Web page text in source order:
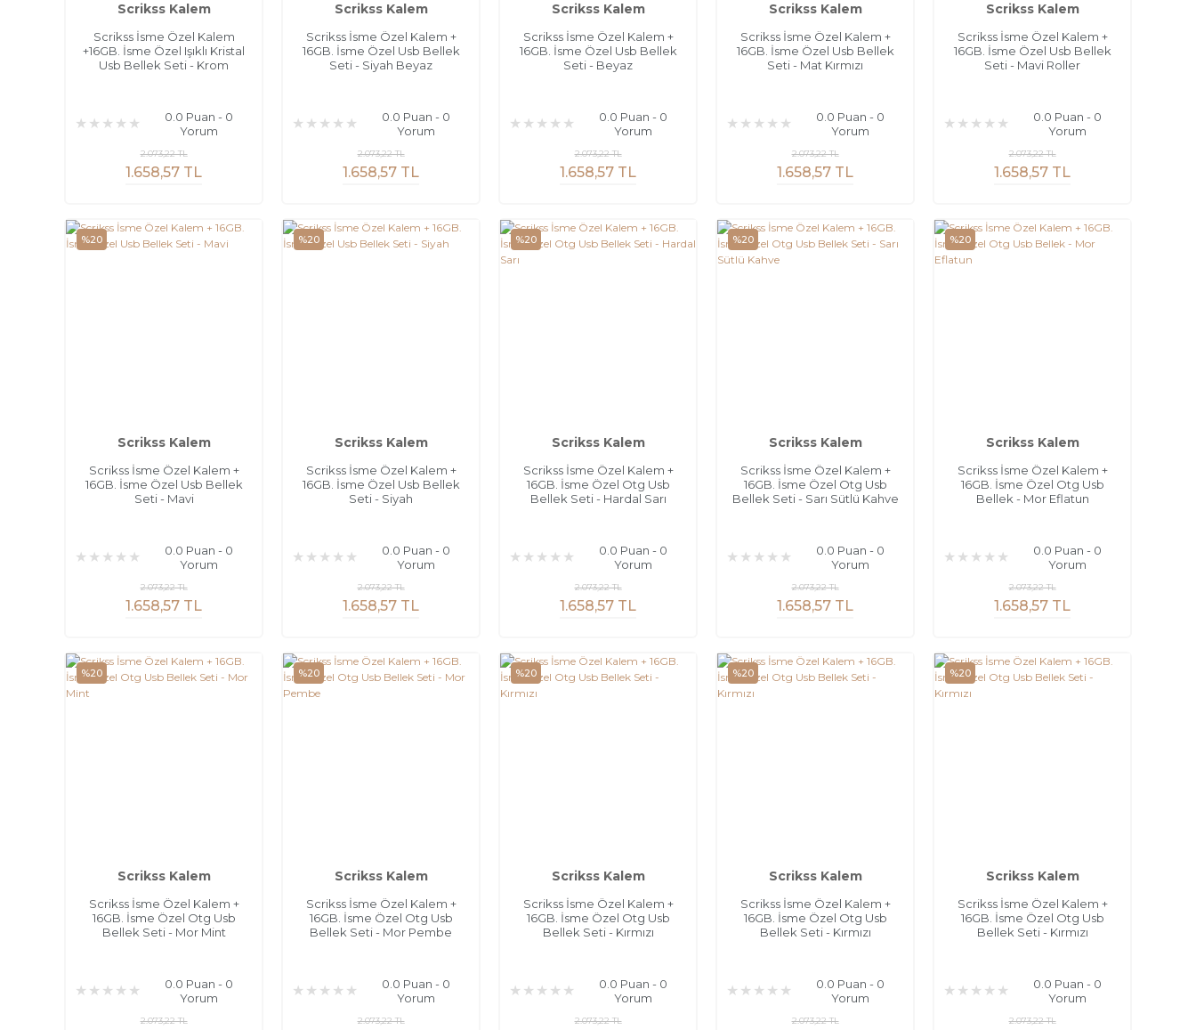
Scrikss Kalem
Scrikss İsme Özel Kalem
+16GB. İsme Özel Işıklı Kristal
Usb Bellek Seti - Krom
0.0 Puan - 0
Yorum
1.658,57 TL
2.073,22 TL
Scrikss Kalem
Scrikss İsme Özel Kalem +
16GB. İsme Özel Usb Bellek
Seti - Siyah Beyaz
0.0 Puan - 0
Yorum
1.658,57 TL
2.073,22 TL
Scrikss Kalem
Scrikss İsme Özel Kalem +
16GB. İsme Özel Usb Bellek
Seti - Beyaz
0.0 Puan - 0
Yorum
1.658,57 TL
2.073,22 TL
Scrikss Kalem
Scrikss İsme Özel Kalem +
16GB. İsme Özel Usb Bellek
Seti - Mat Kırmızı
0.0 Puan - 0
Yorum
1.658,57 TL
2.073,22 TL
Scrikss Kalem
Scrikss İsme Özel Kalem +
16GB. İsme Özel Usb Bellek
Seti - Mavi Roller
0.0 Puan - 0
Yorum
1.658,57 TL
2.073,22 TL
%20
Scrikss Kalem
Scrikss İsme Özel Kalem +
16GB. İsme Özel Usb Bellek
Seti - Mavi
0.0 Puan - 0
Yorum
1.658,57 TL
2.073,22 TL
%20
Scrikss Kalem
Scrikss İsme Özel Kalem +
16GB. İsme Özel Usb Bellek
Seti - Siyah
0.0 Puan - 0
Yorum
1.658,57 TL
2.073,22 TL
%20
Scrikss Kalem
Scrikss İsme Özel Kalem +
16GB. İsme Özel Otg Usb
Bellek Seti - Hardal Sarı
0.0 Puan - 0
Yorum
1.658,57 TL
2.073,22 TL
%20
Scrikss Kalem
Scrikss İsme Özel Kalem +
16GB. İsme Özel Otg Usb
Bellek Seti - Sarı Sütlü Kahve
0.0 Puan - 0
Yorum
1.658,57 TL
2.073,22 TL
%20
Scrikss Kalem
Scrikss İsme Özel Kalem +
16GB. İsme Özel Otg Usb
Bellek - Mor Eflatun
0.0 Puan - 0
Yorum
1.658,57 TL
2.073,22 TL
%20
Scrikss Kalem
Scrikss İsme Özel Kalem +
16GB. İsme Özel Otg Usb
Bellek Seti - Mor Mint
0.0 Puan - 0
Yorum
2.073,22 TL
%20
Scrikss Kalem
Scrikss İsme Özel Kalem +
16GB. İsme Özel Otg Usb
Bellek Seti - Mor Pembe
0.0 Puan - 0
Yorum
2.073,22 TL
%20
Scrikss Kalem
Scrikss İsme Özel Kalem +
16GB. İsme Özel Otg Usb
Bellek Seti - Kırmızı
0.0 Puan - 0
Yorum
2.073,22 TL
%20
Scrikss Kalem
Scrikss İsme Özel Kalem +
16GB. İsme Özel Otg Usb
Bellek Seti - Kırmızı
0.0 Puan - 0
Yorum
2.073,22 TL
%20
Scrikss Kalem
Scrikss İsme Özel Kalem +
16GB. İsme Özel Otg Usb
Bellek Seti - Kırmızı
0.0 Puan - 0
Yorum
2.073,22 TL